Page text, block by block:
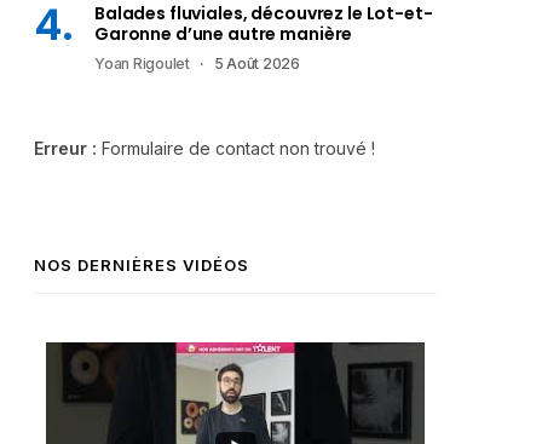
Balades fluviales, découvrez le Lot-et-
Garonne d’une autre manière
Yoan Rigoulet 5 Août 2026
Erreur : Formulaire de contact non trouvé !
NOS DERNIÈRES VIDÉOS